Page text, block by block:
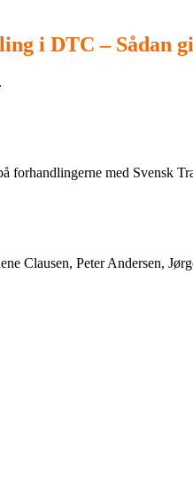
i DTC – Sådan
forhandlingerne med Svensk
Clausen, Peter Andersen,